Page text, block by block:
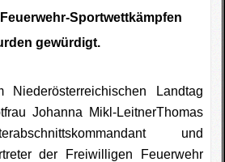
Sportwettkämpfen
gewürdigt.
Landtag
Johanna Mikl-LeitnerThomas
und
der Freiwilligen Feuerwehr